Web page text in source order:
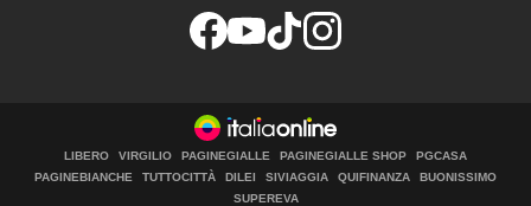
LIBERO VIRGILIO PAGINEGIALLE PAGINEGIALLE SHOP
PGCASA
PAGINEBIANCHE
TUTTOCITTÀ DILEI SIVIAGGIA QUIFINANZA
BUONISSIMO
SUPEREVA